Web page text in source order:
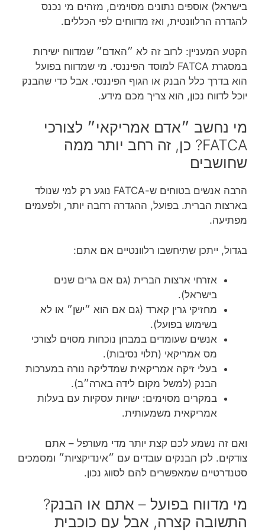
בישראל) אוספים נתונים מסוימים, מזהים מי נכנס
להגדרה הרלוונטית, ואז מדווחים לפי הכללים.
הקטע המעניין: לרוב זה לא ״האדם״ שמדווח ישירות
במסגרת FATCA למוסד הפיננסי. מי שמדווח בפועל
הוא בדרך כלל הבנק או הגוף הפיננסי. אבל כדי שהבנק
יוכל לדווח נכון, הוא צריך מכם מידע.
מי נחשב ״אדם אמריקאי״ לצורכי
FATCA? כן, זה רחב יותר ממה
שחושבים
הרבה אנשים בטוחים ש-FATCA נוגע רק למי שנולד
בארצות הברית. בפועל, ההגדרה רחבה יותר, ולפעמים
מפתיעה.
בגדול, ייתכן שתיחשבו רלוונטיים אם אתם:
אזרחי ארצות הברית (גם אם גרים שנים
בישראל).
מחזיקי גרין קארד (גם אם הוא ״ישן״ או לא
בשימוש בפועל).
אנשים שעומדים במבחן נוכחות מסוים לצורכי
מס אמריקאי (תלוי נסיבות).
בעלי זיקה אמריקאית שמדליקה נורה במערכות
הבנק (למשל מקום לידה בארה״ב).
במקרים מסוימים: ישויות עסקיות עם בעלות
אמריקאית משמעותית.
ואם זה נשמע לכם קצת יותר מדי מעורפל – אתם
צודקים. לכן הבנקים עובדים עם ״אינדיקציות״ ומסמכים
סטנדרטיים שמאפשרים להם לסווג נכון.
מי מדווח בפועל – אתם או הבנק?
התשובה קצרה, אבל עם כוכבית